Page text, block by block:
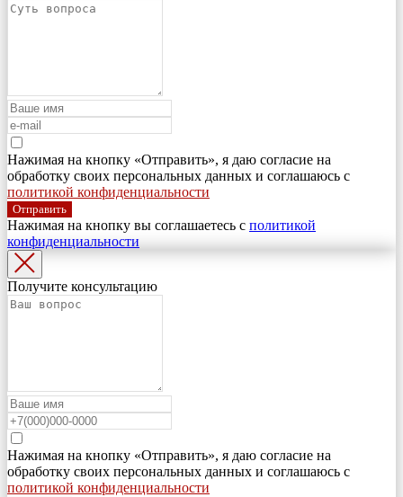
Нажимая на кнопку «Отправить», я даю согласие на
обработку своих персональных данных и соглашаюсь с
политикой конфиденциальности
Отправить
Нажимая на кнопку вы соглашаетесь с политикой
конфиденциальности
Получите консультацию
Нажимая на кнопку «Отправить», я даю согласие на
обработку своих персональных данных и соглашаюсь с
политикой конфиденциальности